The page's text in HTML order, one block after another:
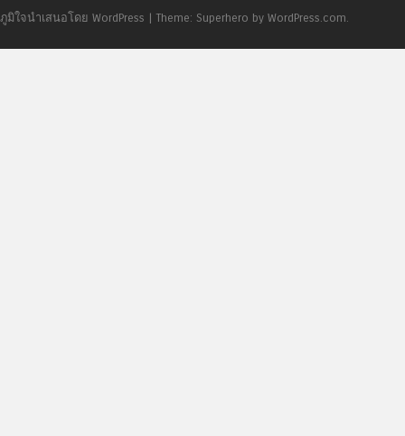
ภูมิใจนำเสนอโดย WordPress | Theme: Superhero by WordPress.com.